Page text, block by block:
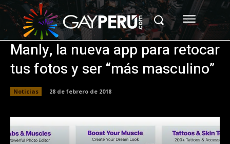
Manly, la nueva app para retocar
tus fotos y ser “más masculino”
Noticias 28 de febrero de 2018